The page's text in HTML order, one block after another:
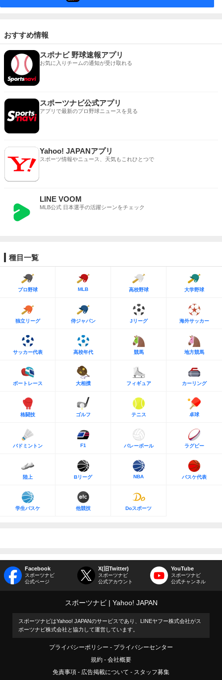
おすすめ情報
スポナビ 野球速報アプリ
お気に入りチームの通知が受け取れる
スポーツナビ公式アプリ
アプリで最新のプロ野球ニュースを見る
Yahoo! JAPANアプリ
スポーツ情報やニュース、天気もこれひとつで
LINE VOOM
MLB公式 日本選手の活躍シーンをチェック
種目一覧
プロ野球 MLB 高校野球 大学野球
独立リーグ 侍ジャパン Jリーグ 海外サッカー
サッカー代表 高校年代 競馬 地方競馬
ボートレース 大相撲 フィギュア カーリング
格闘技 ゴルフ テニス 卓球
バドミントン F1 バレーボール ラグビー
陸上 Bリーグ NBA バスケ代表
学生バスケ 他競技 Doスポーツ
Facebook
スポーツナビ
公式ページ
X(旧Twitter)
スポーツナビ
公式アカウント
YouTube
スポーツナビ
公式チャンネル
スポーツナビ Yahoo! JAPAN
スポーツナビはYahoo! JAPANのサービスであり、LINEヤフー株式会社がス
ポーツナビ株式会社と協力して運営しています。
プライバシーポリシー
プライバシーセンター
規約
会社概要
免責事項
広告掲載について スタッフ募集